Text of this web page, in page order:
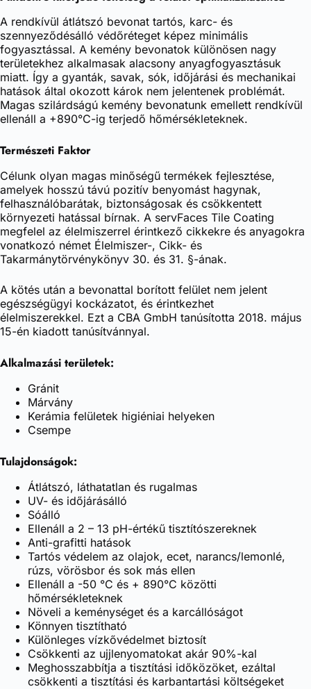
A rendkívül átlátszó bevonat tartós, karc- és
szennyeződésálló védőréteget képez minimális
fogyasztással. A kemény bevonatok különösen nagy
területekhez alkalmasak alacsony anyagfogyasztásuk
miatt. Így a gyanták, savak, sók, időjárási és mechanikai
hatások által okozott károk nem jelentenek problémát.
Magas szilárdságú kemény bevonatunk emellett rendkívül
ellenáll a +890°C-ig terjedő hőmérsékleteknek.
Természeti Faktor
Célunk olyan magas minőségű termékek fejlesztése,
amelyek hosszú távú pozitív benyomást hagynak,
felhasználóbarátak, biztonságosak és csökkentett
környezeti hatással bírnak. A servFaces Tile Coating
megfelel az élelmiszerrel érintkező cikkekre és anyagokra
vonatkozó német Élelmiszer-, Cikk- és
Takarmánytörvénykönyv 30. és 31. §-ának.
A kötés után a bevonattal borított felület nem jelent
egészségügyi kockázatot, és érintkezhet
élelmiszerekkel. Ezt a CBA GmbH tanúsította 2018. május
15-én kiadott tanúsítvánnyal.
Alkalmazási területek:
Gránit
Márvány
Kerámia felületek higiéniai helyeken
Csempe
Tulajdonságok:
Átlátszó, láthatatlan és rugalmas
UV- és időjárásálló
Sóálló
Ellenáll a 2 – 13 pH-értékű tisztítószereknek
Anti-grafitti hatások
Tartós védelem az olajok, ecet, narancs/lemonlé,
rúzs, vörösbor és sok más ellen
Ellenáll a -50 °C és + 890°C közötti
hőmérsékleteknek
Növeli a keménységet és a karcállóságot
Könnyen tisztítható
Különleges vízkővédelmet biztosít
Csökkenti az ujjlenyomatokat akár 90%-kal
Meghosszabbítja a tisztítási időközöket, ezáltal
csökkenti a tisztítási és karbantartási költségeket